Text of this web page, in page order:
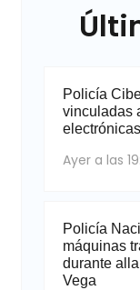
Policía
vinculadas
Ayer a las
Policía
máquinas
durante
Vega